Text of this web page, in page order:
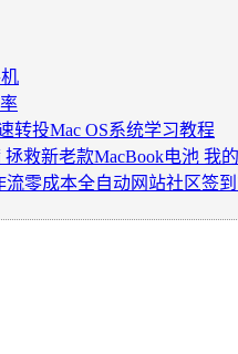
转投Mac OS系统学习教程
救新老款MacBook电池 我
流零成本全自动网站社区签